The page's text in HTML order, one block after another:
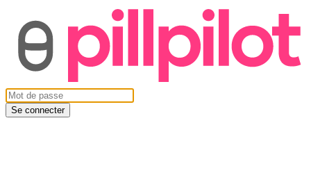
Se connecter